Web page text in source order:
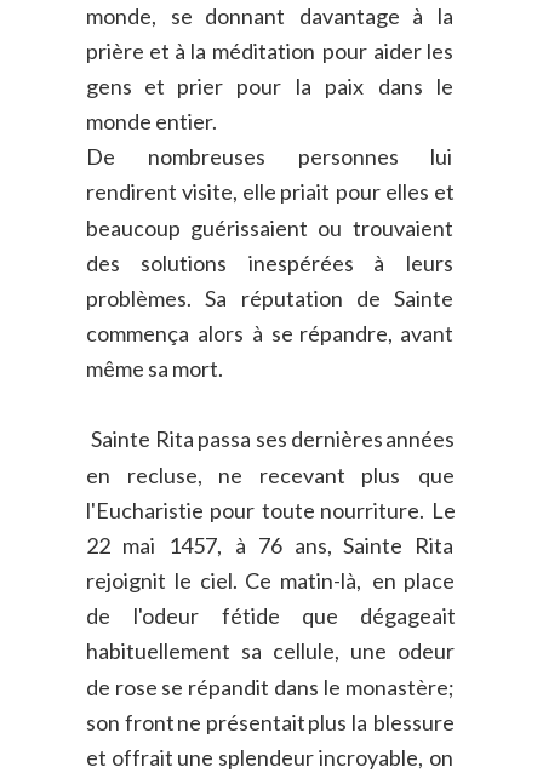
monde,
se donnant davantage à
la
prière et à la méditation pour aider les
gens et prier pour la paix dans le
monde entier.
De
nombreuses personnes
lui
rendirent visite, elle priait pour elles et
beaucoup guérissaient ou trouvaient
des
solutions inespérées à
leurs
problèmes. Sa réputation de Sainte
commença alors à se répandre, avant
même sa mort.
Sainte Rita passa ses dernièresannées
en
recluse, ne recevant plus
que
l'Eucharistie pour toute nourriture. Le
22 mai 1457, à 76 ans, Sainte Rita
rejoignit le ciel. Ce matin-là, en place
de
l'odeur fétide que
dégageait
habituellement sa cellule, une odeur
de rose se répandit dans le monastère;
son frontne présentaitplus la blessure
et offrait une splendeurincroyable, on